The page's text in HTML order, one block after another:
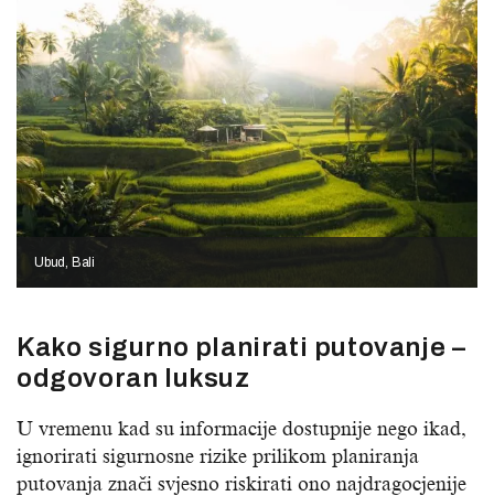
Ubud, Bali
Kako sigurno planirati putovanje –
odgovoran luksuz
U vremenu kad su informacije dostupnije nego ikad,
ignorirati sigurnosne rizike prilikom planiranja
putovanja znači svjesno riskirati ono najdragocjenije